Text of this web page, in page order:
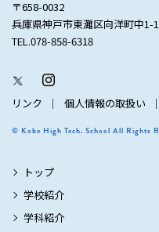
〒658-0032
兵庫県神戸市東灘区向洋町中1-
TEL.078-858-6318
リンク 個人情報の取扱い
© Kobe High Tech. School All Rights
トップ
学校紹介
学科紹介